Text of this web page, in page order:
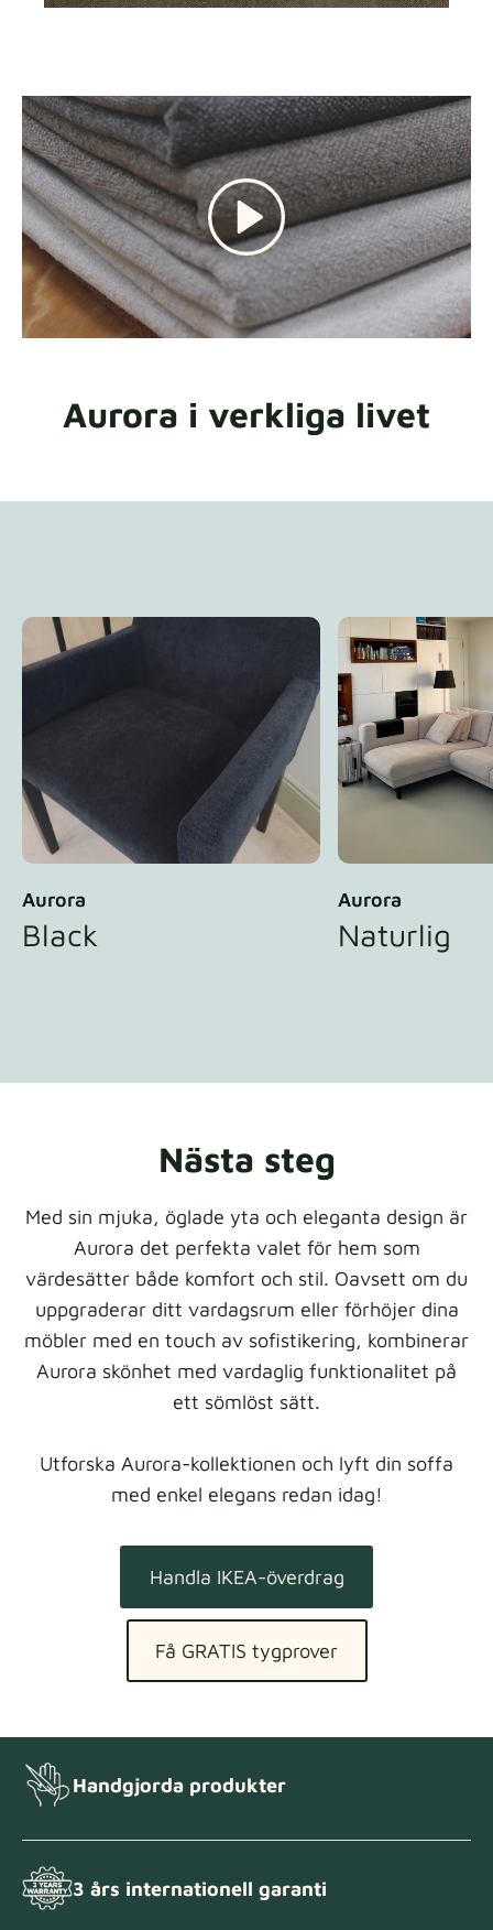
Aurora i verkliga livet
Aurora
Black
Aurora
Naturlig
Nästa steg
Med sin mjuka, öglade yta och eleganta design är
Aurora det perfekta valet för hem som
värdesätter både komfort och stil. Oavsett om du
uppgraderar ditt vardagsrum eller förhöjer dina
möbler med en touch av sofistikering, kombinerar
Aurora skönhet med vardaglig funktionalitet på
ett sömlöst sätt.
Utforska Aurora-kollektionen och lyft din soffa
med enkel elegans redan idag!
Handla IKEA-överdrag
Få GRATIS tygprover
Handgjorda produkter
3 års internationell garanti